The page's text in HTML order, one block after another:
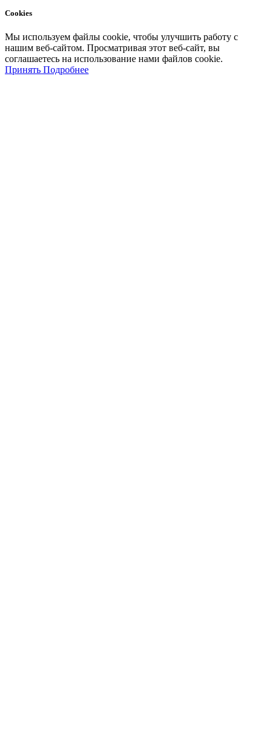
Cookies
Мы используем файлы cookie, чтобы улучшить работу с
нашим веб-сайтом. Просматривая этот веб-сайт, вы
соглашаетесь на использование нами файлов cookie.
Принять Подробнее